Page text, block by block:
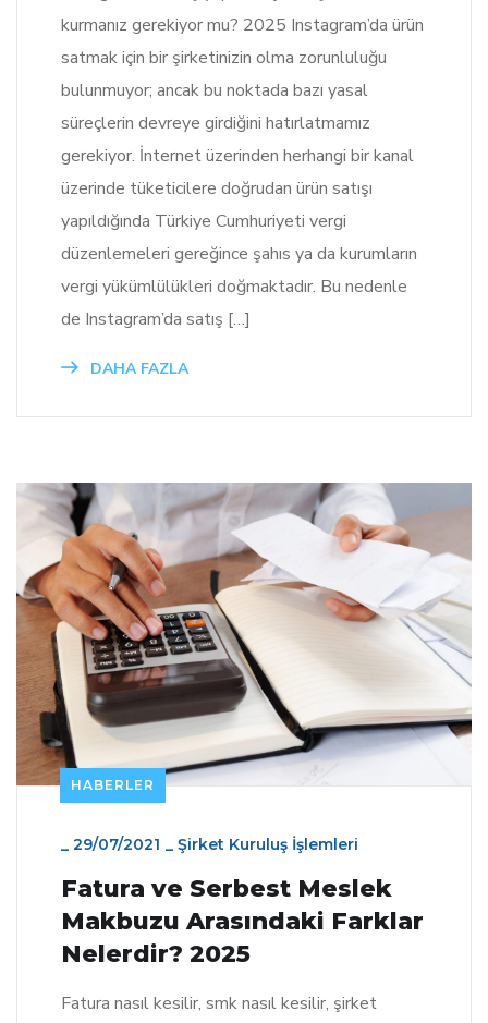
kurmanız gerekiyor mu? 2025 Instagram’da ürün
satmak için bir şirketinizin olma zorunluluğu
bulunmuyor; ancak bu noktada bazı yasal
süreçlerin devreye girdiğini hatırlatmamız
gerekiyor. İnternet üzerinden herhangi bir kanal
üzerinde tüketicilere doğrudan ürün satışı
yapıldığında Türkiye Cumhuriyeti vergi
düzenlemeleri gereğince şahıs ya da kurumların
vergi yükümlülükleri doğmaktadır. Bu nedenle
de Instagram’da satış […]
DAHA FAZLA
HABERLER
_ 29/07/2021 _ Şirket Kuruluş İşlemleri
Fatura ve Serbest Meslek
Makbuzu Arasındaki Farklar
Nelerdir? 2025
Fatura nasıl kesilir, smk nasıl kesilir, şirket